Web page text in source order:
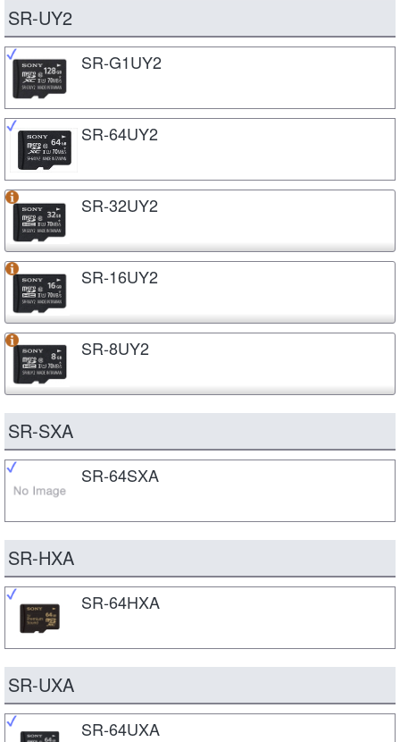
SR-UY2
SR-G1UY2
SR-64UY2
SR-32UY2
SR-16UY2
SR-8UY2
SR-SXA
SR-64SXA
SR-HXA
SR-64HXA
SR-UXA
SR-64UXA